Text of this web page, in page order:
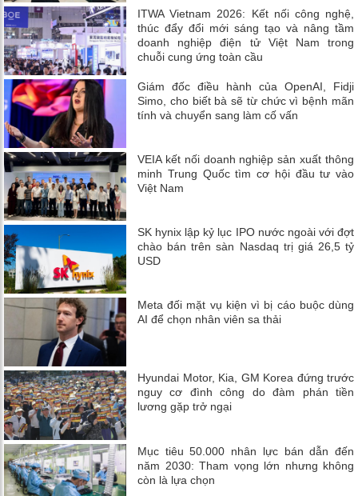
ITWA Vietnam 2026: Kết nối công nghệ,
thúc đẩy đổi mới sáng tạo và nâng tầm
doanh nghiệp điện tử Việt Nam trong
chuỗi cung ứng toàn cầu
Giám đốc điều hành của OpenAI, Fidji
Simo, cho biết bà sẽ từ chức vì bệnh mãn
tính và chuyển sang làm cố vấn
VEIA kết nối doanh nghiệp sản xuất thông
minh Trung Quốc tìm cơ hội đầu tư vào
Việt Nam
SK hynix lập kỷ lục IPO nước ngoài với đợt
chào bán trên sàn Nasdaq trị giá 26,5 tỷ
USD
Meta đối mặt vụ kiện vì bị cáo buộc dùng
AI để chọn nhân viên sa thải
Hyundai Motor, Kia, GM Korea đứng trước
nguy cơ đình công do đàm phán tiền
lương gặp trở ngại
Mục tiêu 50.000 nhân lực bán dẫn đến
năm 2030: Tham vọng lớn nhưng không
còn là lựa chọn